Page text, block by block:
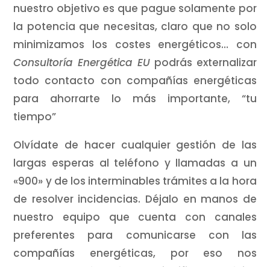
nuestro objetivo es que pague solamente por
la potencia que necesitas, claro que no solo
minimizamos los costes energéticos… con
Consultoría Energética EU podrás externalizar
todo contacto con compañías energéticas
para ahorrarte lo más importante, “tu
tiempo”
Olvídate de hacer cualquier gestión de las
largas esperas al teléfono y llamadas a un
«900» y de los interminables trámites a la hora
de resolver incidencias. Déjalo en manos de
nuestro equipo que cuenta con canales
preferentes para comunicarse con las
compañías energéticas, por eso nos